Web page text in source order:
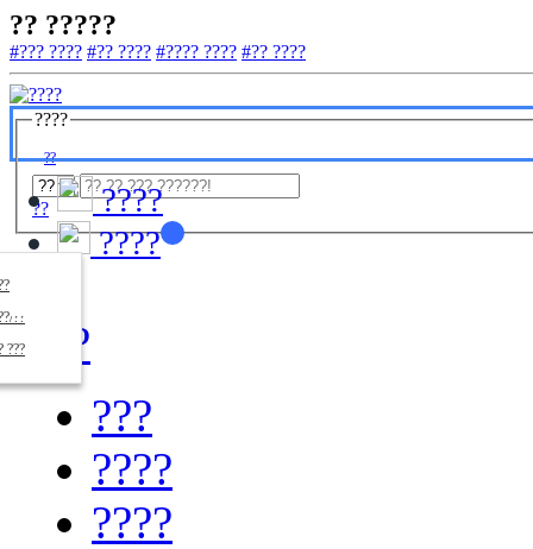
?? ?????
#??? ???? #?? ???? #???? ???? #?? ????
????
??
?? ????
??
???
????
????
???
????
????